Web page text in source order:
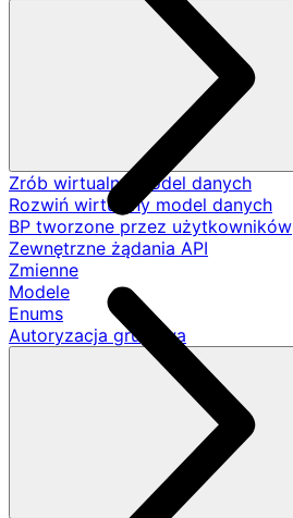
Zrób wirtualny model danych
Rozwiń wirtualny model danych
BP tworzone przez użytkowników
Zewnętrzne żądania API
Zmienne
Modele
Enums
Autoryzacja grupowa